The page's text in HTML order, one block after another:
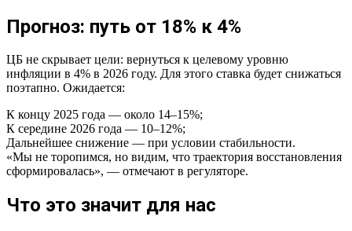
Прогноз: путь от 18% к 4%
ЦБ не скрывает цели: вернуться к целевому уровню
инфляции в 4% в 2026 году. Для этого ставка будет снижаться
поэтапно. Ожидается:
К концу 2025 года — около 14–15%;
К середине 2026 года — 10–12%;
Дальнейшее снижение — при условии стабильности.
«Мы не торопимся, но видим, что траектория восстановления
сформировалась», — отмечают в регуляторе.
Что это значит для нас